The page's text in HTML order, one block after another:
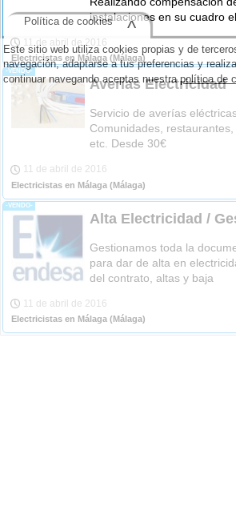
instalaciones en su cuadro
11 de abril de 2016
Electricistas en Málaga (Málaga)
-VENDO-
Averías Electricidad
Servicio de averías
Comunidades,
etc. Desde 30€
11 de abril de 2016
Electricistas en Málaga (Málaga)
-VENDO-
Alta Electricidad /
Gestionamos toda la
para dar de alta en
del contrato, altas y baja
11 de abril de 2016
Electricistas en Málaga (Málaga)
Este sitio web utiliza cookies propias y de
navegación, adaptarse a tus preferencias y
continuar navegando aceptas nuestrapolítica de
Política de cookies ^